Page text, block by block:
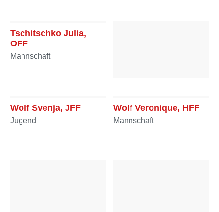
Tschitschko Julia,
OFF
Mannschaft
Wolf Svenja, JFF
Jugend
Wolf Veronique, HFF
Mannschaft